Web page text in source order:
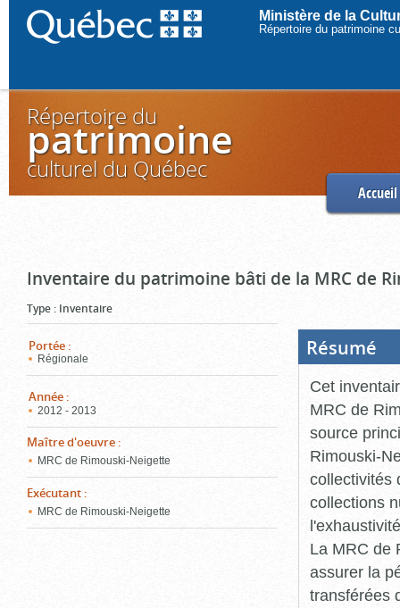
Ministère de la
Répertoire du patrimoine
Répertoire du
patrimoine
culturel du Québec
Accueil
Inventaire du patrimoine bâti de la MRC de
Type : Inventaire
Portée :
Régionale
Année :
2012 - 2013
Maître d'oeuvre :
MRC de Rimouski-Neigette
Exécutant :
MRC de Rimouski-Neigette
Résumé
Cet
MRC de
source
Rimouski-
collectivités
collections
La MRC de
assurer la
transférées